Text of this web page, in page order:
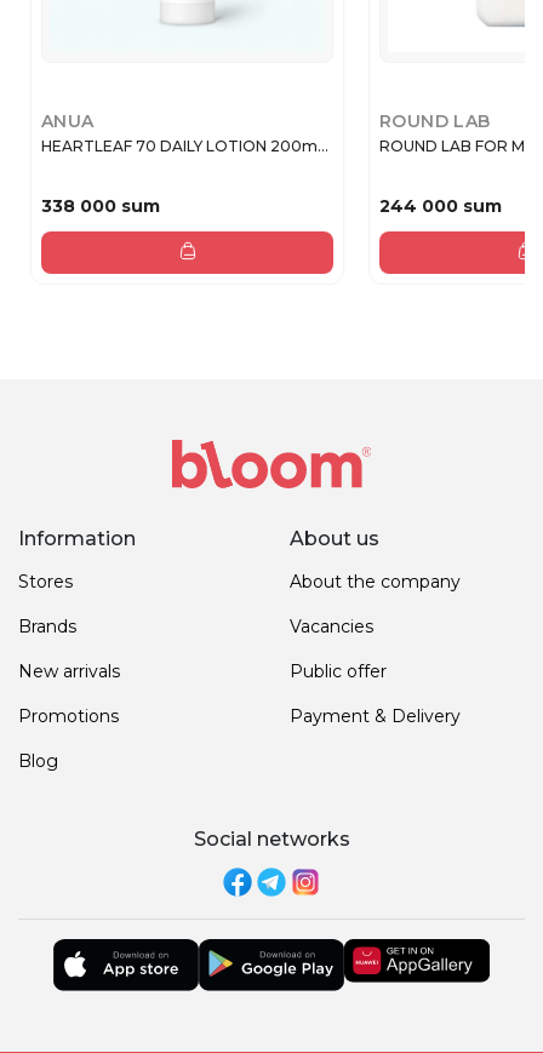
ANUA
HEARTLEAF 70 DAILY LOTION 200m...
338 000 sum
ROUND LAB
ROUND LAB FOR
244 000 sum
Information
Stores
Brands
New arrivals
Promotions
Blog
About us
About the company
Vacancies
Public offer
Payment & Delivery
Social networks